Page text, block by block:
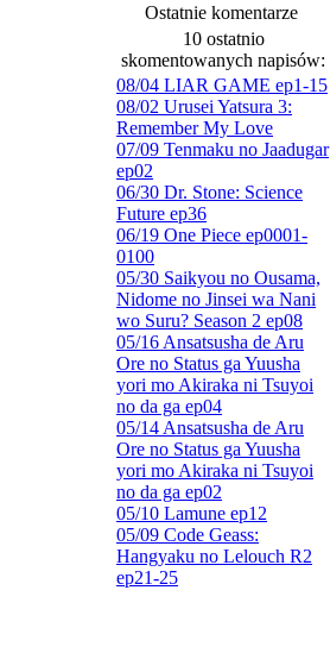
Ostatnie komentarze
10 ostatnio
skomentowanych napisów:
08/04 LIAR GAME ep1-15
08/02 Urusei Yatsura 3:
Remember My Love
07/09 Tenmaku no Jaadugar
ep02
06/30 Dr. Stone: Science
Future ep36
06/19 One Piece ep0001-
0100
05/30 Saikyou no Ousama,
Nidome no Jinsei wa Nani
wo Suru? Season 2 ep08
05/16 Ansatsusha de Aru
Ore no Status ga Yuusha
yori mo Akiraka ni Tsuyoi
no da ga ep04
05/14 Ansatsusha de Aru
Ore no Status ga Yuusha
yori mo Akiraka ni Tsuyoi
no da ga ep02
05/10 Lamune ep12
05/09 Code Geass:
Hangyaku no Lelouch R2
ep21-25